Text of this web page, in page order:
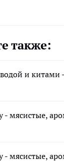
также:
и
мясистые,
мясистые,